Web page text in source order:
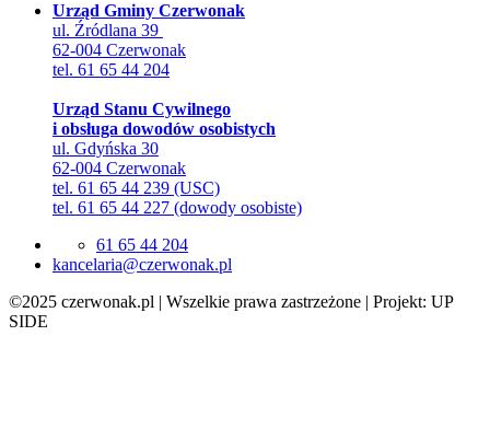
Urząd Gminy Czerwonak
ul. Źródlana 39
62-004 Czerwonak
tel. 61 65 44 204
Urząd Stanu Cywilnego
i obsługa dowodów osobistych
ul. Gdyńska 30
62-004 Czerwonak
tel. 61 65 44 239 (USC)
tel. 61 65 44 227 (dowody osobiste)
61 65 44 204
lp.kanowrezc@airalecnak
©2025 czerwonak.pl | Wszelkie prawa zastrzeżone | Projekt: UP
SIDE